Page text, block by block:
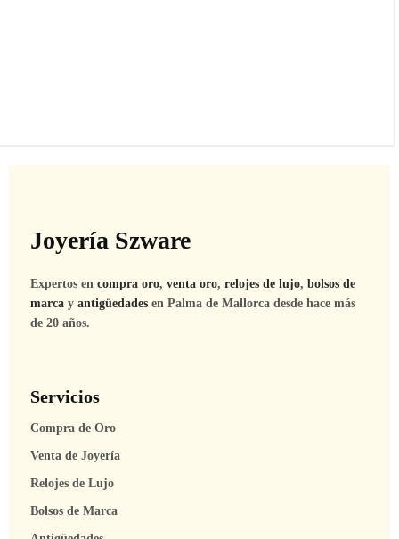
Joyería Szware
Expertos en compra oro, venta oro, relojes de lujo, bolsos de
marca y antigüedades en Palma de Mallorca desde hace más
de 20 años.
Servicios
Compra de Oro
Venta de Joyería
Relojes de Lujo
Bolsos de Marca